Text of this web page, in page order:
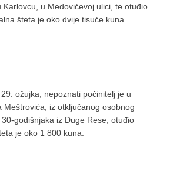
Karlovcu, u Medovićevoj ulici, te otuđio
šteta je oko dvije tisuće kuna.
ožujka, nepoznati počinitelj je u
Meštrovića, iz otključanog osobnog
godišnjaka iz Duge Rese, otuđio
je oko 1 800 kuna.